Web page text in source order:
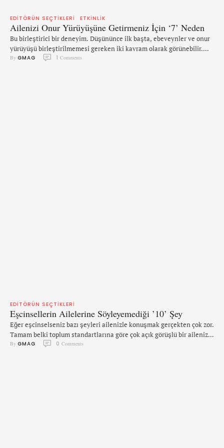
EDITÖRÜN SEÇTIKLERI ETKINLIK
Ailenizi Onur Yürüyüşüne Getirmeniz İçin ‘7’ Neden
Bu birleştirici bir deneyim. Düşününce ilk başta, ebeveynler ve onur
yürüyüşü birleştirilmemesi gereken iki kavram olarak görünebilir.
Yani şöyle bağıra çağıra yürürken, bakıştığın tatlı çocukla rahat
By GMAG 1 Comments
EDITÖRÜN SEÇTIKLERI
Eşcinsellerin Ailelerine Söyleyemediği ’10’ Şey
Eğer eşcinselseniz bazı şeyleri ailenizle konuşmak gerçekten çok zor.
Tamam belki toplum standartlarına göre çok açık görüşlü bir aileniz
var, her şeyi kaldırabilirler diye düşünüyorsunuz ama yanılıyorsunuz.
By GMAG 0 Comments